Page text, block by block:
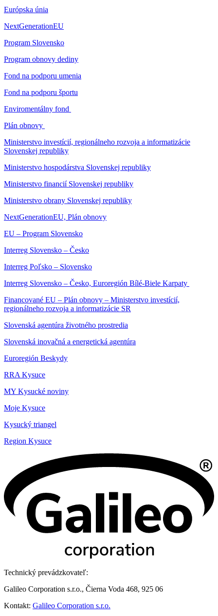
Európska únia
NextGenerationEU
Program Slovensko
Program obnovy dediny
Fond na podporu umenia
Fond na podporu športu
Enviromentálny fond
Plán obnovy
Ministerstvo investícií, regionálneho rozvoja a informatizácie
Slovenskej republiky
Ministerstvo hospodárstva Slovenskej republiky
Ministerstvo financií Slovenskej republiky
Ministerstvo obrany Slovenskej republiky
NextGenerationEU, Plán obnovy
EU – Program Slovensko
Interreg Slovensko – Česko
Interreg Poľsko – Slovensko
Interreg Slovensko – Česko, Euroregión Bílé-Biele Karpaty
Financované EU – Plán obnovy – Ministerstvo investícií,
regionálneho rozvoja a informatizácie SR
Slovenská agentúra životného prostredia
Slovenská inovačná a energetická agentúra
Euroregión Beskydy
RRA Kysuce
MY Kysucké noviny
Moje Kysuce
Kysucký triangel
Region Kysuce
Technický prevádzkovateľ:
Galileo Corporation s.r.o., Čierna Voda 468, 925 06
Kontakt: Galileo Corporation s.r.o.